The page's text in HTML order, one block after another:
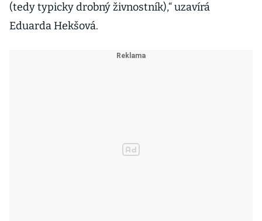
(tedy typicky drobný živnostník),“ uzavírá
Eduarda Hekšová.